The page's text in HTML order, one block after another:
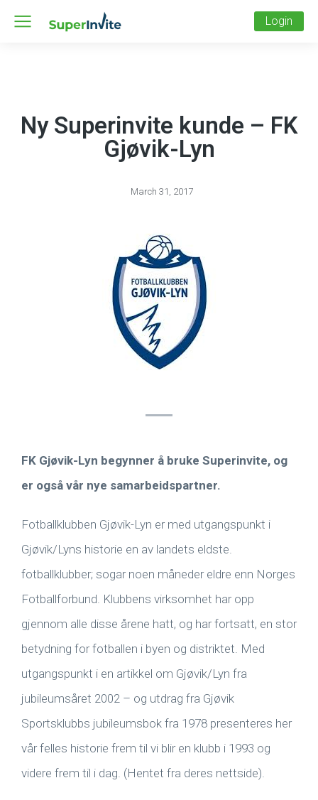
Login
Ny Superinvite kunde – FK
Gjøvik-Lyn
March 31, 2017
FK Gjøvik-Lyn begynner å bruke Superinvite, og
er også vår nye samarbeidspartner.
Fotballklubben Gjøvik-Lyn er med utgangspunkt i
Gjøvik/Lyns historie en av landets eldste.
fotballklubber; sogar noen måneder eldre enn Norges
Fotballforbund. Klubbens virksomhet har opp
gjennom alle disse årene hatt, og har fortsatt, en stor
betydning for fotballen i byen og distriktet. Med
utgangspunkt i en artikkel om Gjøvik/Lyn fra
jubileumsåret 2002 – og utdrag fra Gjøvik
Sportsklubbs jubileumsbok fra 1978 presenteres her
vår felles historie frem til vi blir en klubb i 1993 og
videre frem til i dag. (Hentet fra deres nettside).